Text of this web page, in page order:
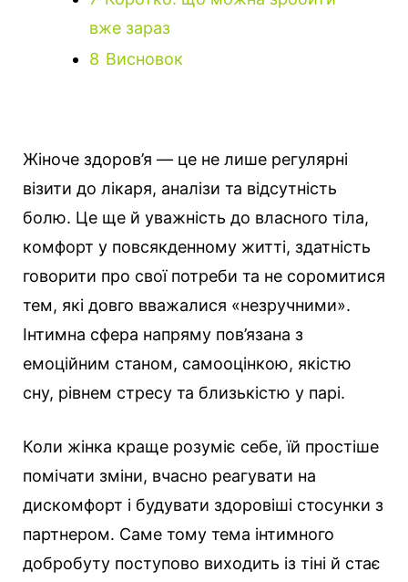
вже зараз
8 Висновок
Жіноче здоров’я — це не лише регулярні
візити до лікаря, аналізи та відсутність
болю. Це ще й уважність до власного тіла,
комфорт у повсякденному житті, здатність
говорити про свої потреби та не соромитися
тем, які довго вважалися «незручними».
Інтимна сфера напряму пов’язана з
емоційним станом, самооцінкою, якістю
сну, рівнем стресу та близькістю у парі.
Коли жінка краще розуміє себе, їй простіше
помічати зміни, вчасно реагувати на
дискомфорт і будувати здоровіші стосунки з
партнером. Саме тому тема інтимного
добробуту поступово виходить із тіні й стає